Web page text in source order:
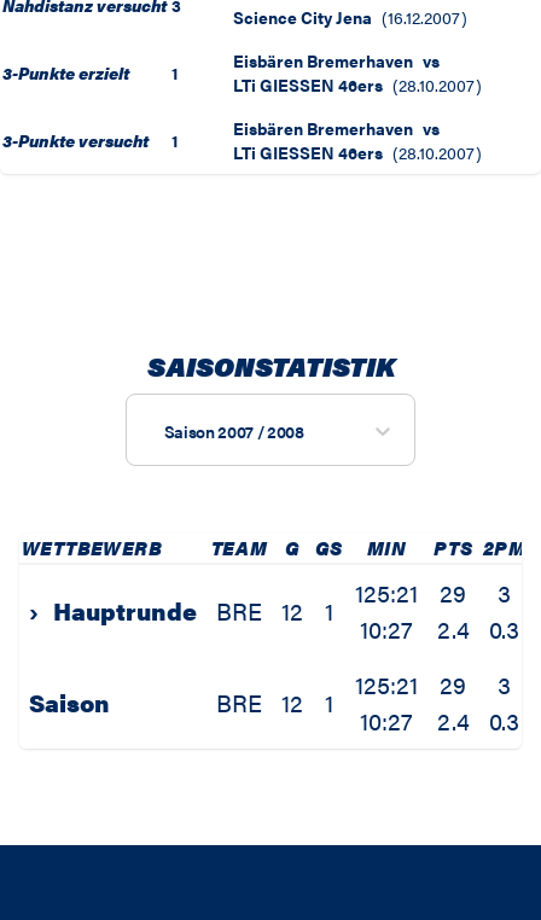
Nahdistanz versucht 3
Science City Jena (16.12.2007)
3-Punkte erzielt 1 Eisbären Bremerhaven vs
LTi GIESSEN 46ers (28.10.2007)
3-Punkte versucht 1 Eisbären Bremerhaven vs
LTi GIESSEN 46ers (28.10.2007)
SAISONSTATISTIK
Saison 2007 / 2008
WETTBEWERB TEAM G GS MIN PTS 2PM
› Hauptrunde BRE 12 1
125:21
10:27
29
2.4
3
0.3
Saison BRE 12 1
125:21
10:27
29
2.4
3
0.3